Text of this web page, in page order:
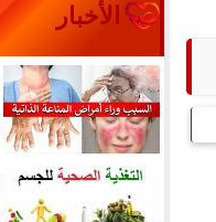
الأخبار